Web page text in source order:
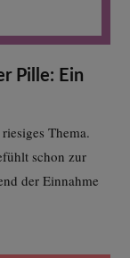
Pille: Ein
Thema.
schon zur
der Einnahme